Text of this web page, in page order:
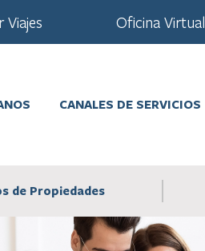
Oficina Virtual
CANALES DE SERVICIOS
de Propiedades